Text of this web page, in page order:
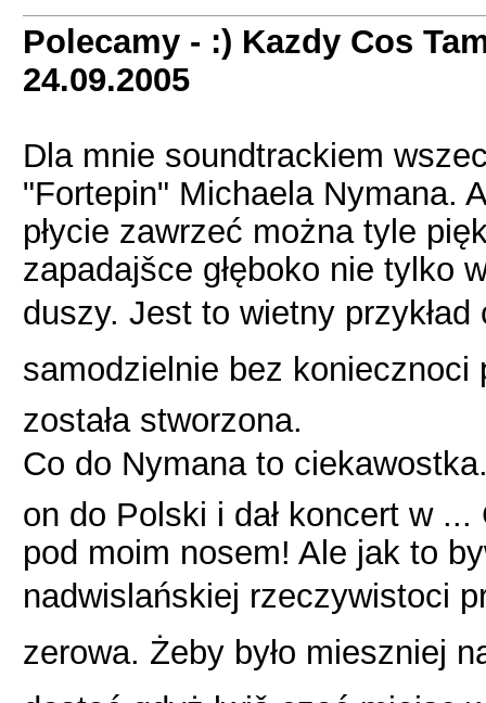
Polecamy - :) Kazdy Cos
24.09.2005
Dla mnie soundtrackiem
"Fortepin" Michaela Nymana.
płycie zawrzeć można tyle
zapadajšce głęboko nie tylko
duszy. Jest to wietny przykład
samodzielnie bez
została stworzona.
Co do Nymana to
on do Polski i dał koncert w
pod moim nosem! Ale jak to
nadwislańskiej rzeczywistoci
zerowa. Żeby było mieszniej